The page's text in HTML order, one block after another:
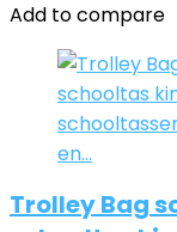
Add to compare
Trolley Bag